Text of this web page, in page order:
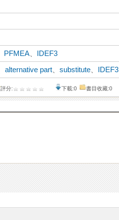
PFMEA
IDEF3
、alternative part 、substitute IDEF3
評分: 下載:0 書目收藏:0